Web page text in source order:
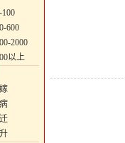
100
600
2000
以上